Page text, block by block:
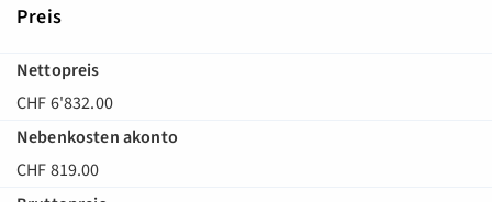
Preis
Nettopreis
CHF 6'832.00
Nebenkosten akonto
CHF 819.00